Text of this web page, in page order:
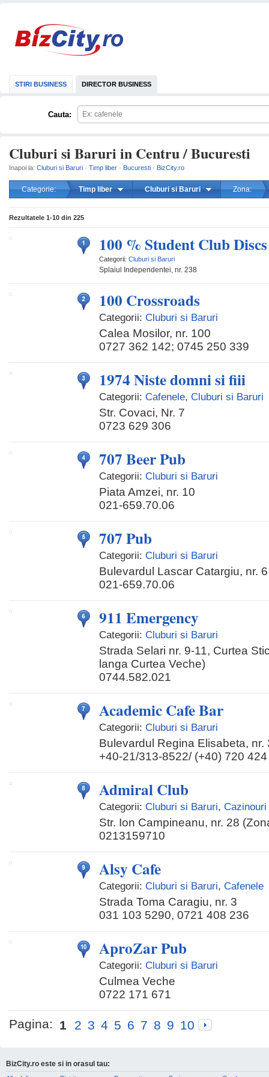
STIRI BUSINESS DIRECTOR BUSINESS
Cauta:
Cluburi si Baruri in Centru / Bucuresti
Inapoi la: Cluburi si Baruri · Timp liber · Bucuresti · BizCity.ro
Categorie: Timp liber Cluburi si Baruri Zona:
Rezultatele 1-10 din 225
100 % Student Club
Categorii: Cluburi si Baruri
Splaiul Independentei, nr. 238
100 Crossroads
Categorii: Cluburi si Baruri
Calea Mosilor, nr. 100
0727 362 142; 0745 250 339
1974 Niste domni si fiii
Categorii: Cafenele, Cluburi si Baruri
Str. Covaci, Nr. 7
0723 629 306
707 Beer Pub
Categorii: Cluburi si Baruri
Piata Amzei, nr. 10
021-659.70.06
707 Pub
Categorii: Cluburi si Baruri
Bulevardul Lascar Catargiu, nr. 6
021-659.70.06
911 Emergency
Categorii: Cluburi si Baruri
Strada Selari nr. 9-11, Curtea
langa Curtea Veche)
0744.582.021
Academic Cafe Bar
Categorii: Cluburi si Baruri
Bulevardul Regina Elisabeta, nr.
+40-21/313-8522/ (+40) 720
Admiral Club
Categorii: Cluburi si Baruri, Cazinouri
Str. Ion Campineanu, nr. 28
0213159710
Alsy Cafe
Categorii: Cluburi si Baruri, Cafenele
Strada Toma Caragiu, nr. 3
031 103 5290, 0721 408 236
AproZar Pub
Categorii: Cluburi si Baruri
Culmea Veche
0722 171 671
Pagina: 1 2 3 4 5 6 7 8 9 10
BizCity.ro este si in orasul tau: